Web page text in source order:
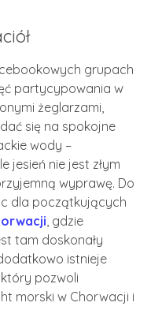
grupach
partycypowania w
żeglarzami,
się na spokojne
wody –
jesień nie jest złym
wyprawę. Do
dla początkujących
, gdzie
tam doskonały
istnieje
pozwoli
morski w Chorwacji i